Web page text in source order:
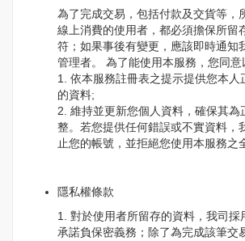
為了完成交易，包括付款及交貨等，
線上消費的使用者，都必須擔保所留
符；如果事後有變更，應該即時通知
管理者。 為了能使用本服務，您同意
1. 依本服務註冊表之提示提供您本人
的資料;
2. 維持並更新您個人資料，確保其為
整。若您提供任何錯誤或不實資料，
止您的帳號，並拒絕您使用本服務之
隱私權條款
1. 對於使用者所留存的資料，我司採
承諾負保密義務；除了為完成該筆交